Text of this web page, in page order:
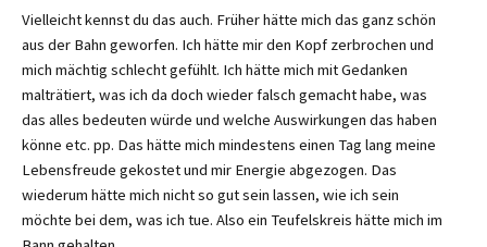
Vielleicht kennst du das auch. Früher hätte mich das ganz schön
aus der Bahn geworfen. Ich hätte mir den Kopf zerbrochen und
mich mächtig schlecht gefühlt. Ich hätte mich mit Gedanken
malträtiert, was ich da doch wieder falsch gemacht habe, was
das alles bedeuten würde und welche Auswirkungen das haben
könne etc. pp. Das hätte mich mindestens einen Tag lang meine
Lebensfreude gekostet und mir Energie abgezogen. Das
wiederum hätte mich nicht so gut sein lassen, wie ich sein
möchte bei dem, was ich tue. Also ein Teufelskreis hätte mich im